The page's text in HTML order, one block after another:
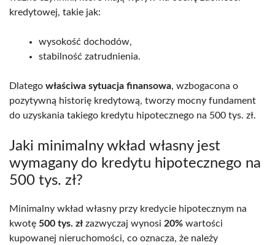
kredytowej, takie jak:
wysokość dochodów,
stabilność zatrudnienia.
Dlatego właściwa sytuacja finansowa, wzbogacona o
pozytywną historię kredytową, tworzy mocny fundament
do uzyskania takiego kredytu hipotecznego na 500 tys. zł.
Jaki minimalny wkład własny jest
wymagany do kredytu hipotecznego na
500 tys. zł?
Minimalny wkład własny przy kredycie hipotecznym na
kwotę 500 tys. zł zazwyczaj wynosi 20% wartości
kupowanej nieruchomości, co oznacza, że należy